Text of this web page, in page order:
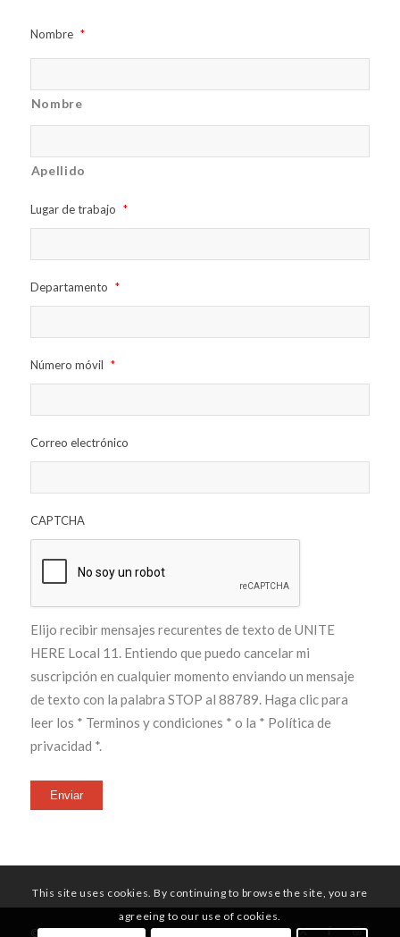
Nombre *
Nombre
Apellido
Lugar de trabajo *
Departamento *
Número móvil *
Correo electrónico
CAPTCHA
Elijo recibir mensajes recurentes de texto de UNITE
HERE Local 11. Entiendo que puedo cancelar mi
suscripción en cualquier momento enviando un mensaje
de texto con la palabra STOP al 88789. Haga clic para
leer los * Terminos y condiciones * o la * Política de
privacidad *.
Enviar
© Copyright - UNITE HERE Local 11
This site uses cookies. By continuing to browse the site, you are
agreeing to our use of cookies.